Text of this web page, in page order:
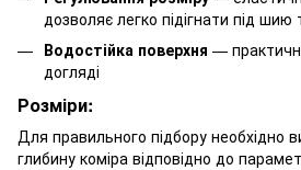
дозволяє легко підігнати під шию
Водостійка поверхня —
догляді
Розміри:
Для правильного підбору необхідно
глибину коміра відповідно до